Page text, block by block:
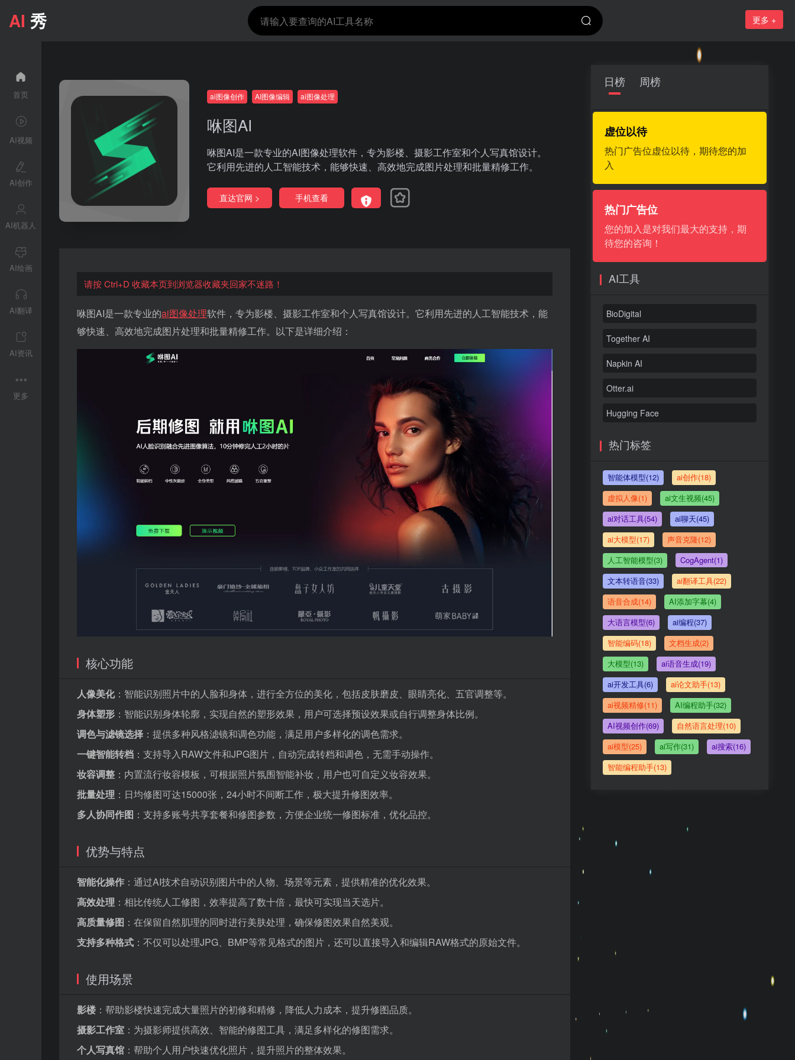
AI 秀 更多 +
首页
AI视频
AI创作
AI机器人
AI绘画
AI翻译
AI资讯
更多
ai图像创作 AI图像编辑 ai图像处理
咻图AI
咻图AI是一款专业的AI图像处理软件，专为影楼、摄影工作室和个人写真馆设计。
它利用先进的人工智能技术，能够快速、高效地完成图片处理和批量精修工作。
直达官网 > 手机查看
请按 Ctrl+D 收藏本页到浏览器收藏夹回家不迷路！
咻图AI是一款专业的ai图像处理软件，专为影楼、摄影工作室和个人写真馆设计。它利用先进的人工智能技术，能
够快速、高效地完成图片处理和批量精修工作。以下是详细介绍：
核心功能
人像美化：智能识别照片中的人脸和身体，进行全方位的美化，包括皮肤磨皮、眼睛亮化、五官调整等。
身体塑形 ：智能识别身体轮廓，实现自然的塑形效果，用户可选择预设效果或自行调整身体比例。
调色与滤镜选择 ：提供多种风格滤镜和调色功能，满足用户多样化的调色需求。
一键智能转档 ：支持导入RAW文件和JPG图片，自动完成转档和调色，无需手动操作。
妆容调整 ：内置流行妆容模板，可根据照片氛围智能补妆，用户也可自定义妆容效果。
批量处理 ：日均修图可达15000张，24小时不间断工作，极大提升修图效率。
多人协同作图 ：支持多账号共享套餐和修图参数，方便企业统一修图标准，优化品控。
优势与特点
智能化操作 ：通过AI技术自动识别图片中的人物、场景等元素，提供精准的优化效果。
高效处理 ：相比传统人工修图，效率提高了数十倍，最快可实现当天选片。
高质量修图 ：在保留自然肌理的同时进行美肤处理，确保修图效果自然美观。
支持多种格式 ：不仅可以处理JPG、BMP等常见格式的图片，还可以直接导入和编辑RAW格式的原始文件。
使用场景
影楼 ：帮助影楼快速完成大量照片的初修和精修，降低人力成本，提升修图品质。
摄影工作室 ：为摄影师提供高效、智能的修图工具，满足多样化的修图需求。
个人写真馆 ：帮助个人用户快速优化照片，提升照片的整体效果。
日榜 周榜
虚位以待
热门广告位虚位以待，期待您的加
入
热门广告位
您的加入是对我们最大的支持，期
待您的咨询！
AI工具
BioDigital
Together AI
Napkin AI
Otter.ai
Hugging Face
热门标签
智能体模型(12)
ai创作(18)
虚拟人像(1)
ai文生视频(45)
ai对话工具(54)
ai聊天(45)
ai大模型(17)
声音克隆(12)
人工智能模型(3)
CogAgent(1)
文本转语音(33)
ai翻译工具(22)
语音合成(14)
AI添加字幕(4)
大语言模型(6)
ai编程(37)
智能编码(18)
文档生成(2)
大模型(13)
ai语音生成(19)
ai开发工具(6)
ai论文助手(13)
ai视频精修(11)
AI编程助手(32)
AI视频创作(69)
自然语言处理(10)
ai模型(25)
ai写作(31)
ai搜索(16)
智能编程助手(13)